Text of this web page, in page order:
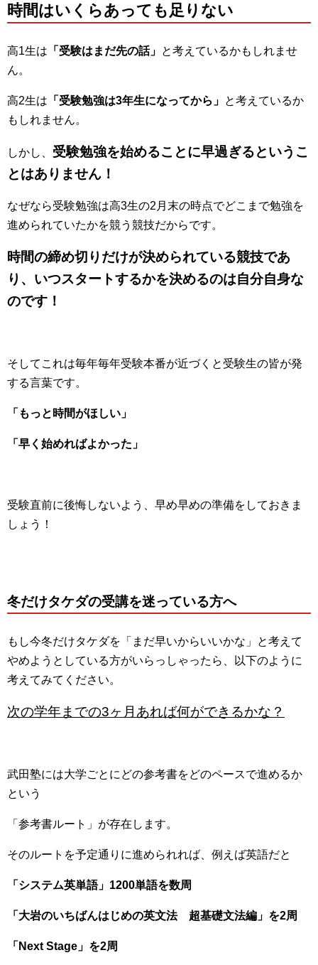
時間はいくらあっても足りない
高1生は 「受験はまだ先の話」 と考えているかもしれませ
ん。
高2生は 「受験勉強は3年生になってから」 と考えているか
もしれません。
しかし、 受験勉強を始めることに早過ぎるというこ
とはありません！
なぜなら受験勉強は高3生の2月末の時点でどこまで勉強を
進められていたかを競う競技だからです。
時間の締め切りだけが決められている競技であ
り、いつスタートするかを決めるのは自分自身な
のです！
そしてこれは毎年毎年受験本番が近づくと受験生の皆が発
する言葉です。
「もっと時間がほしい」
「早く始めればよかった」
受験直前に後悔しないよう、早め早めの準備をしておきま
しょう！
冬だけタケダの受講を迷っている方へ
もし今冬だけタケダを「まだ早いからいいかな」と考えて
やめようとしている方がいらっしゃったら、以下のように
考えてみてください。
次の学年までの3ヶ月あれば何ができるかな？
武田塾には大学ごとにどの参考書をどのペースで進めるか
という
「参考書ルート」が存在します。
そのルートを予定通りに進められれば、例えば英語だと
「システム英単語」1200単語を数周
「大岩のいちばんはじめの英文法 超基礎文法編」を2周
「Next Stage」を2周